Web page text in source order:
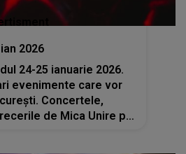
2026
24-25 ianuarie 2026.
evenimente care vor
Concertele,
de Mica Unire pe